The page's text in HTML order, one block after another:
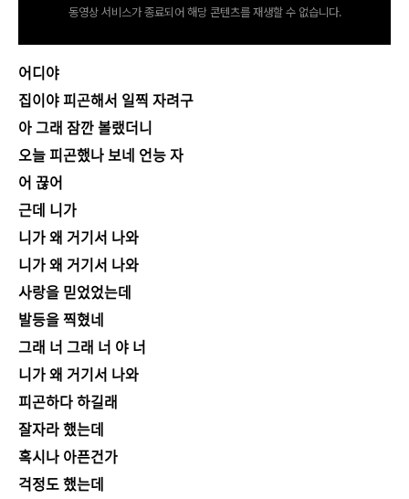
동영상 서비스가 종료되어 해당 콘텐츠를 재생할 수 없습니다.
어디야
집이야 피곤해서 일찍 자려구
아 그래 잠깐 볼랬더니
오늘 피곤했나 보네 언능 자
어 끊어
근데 니가
니가 왜 거기서 나와
니가 왜 거기서 나와
사랑을 믿었었는데
발등을 찍혔네
그래 너 그래 너 야 너
니가 왜 거기서 나와
피곤하다 하길래
잘자라 했는데
혹시나 아픈건가
걱정도 했는데